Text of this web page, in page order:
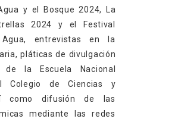
y el Bosque 2024, La
2024 y el Festival
entrevistas en la
pláticas de divulgación
la Escuela Nacional
Colegio de Ciencias y
como difusión de las
mediante las redes